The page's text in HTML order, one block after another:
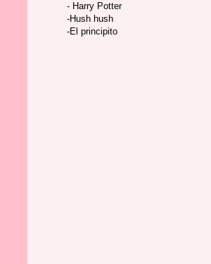
- Harry Potter
-Hush hush
-El principito